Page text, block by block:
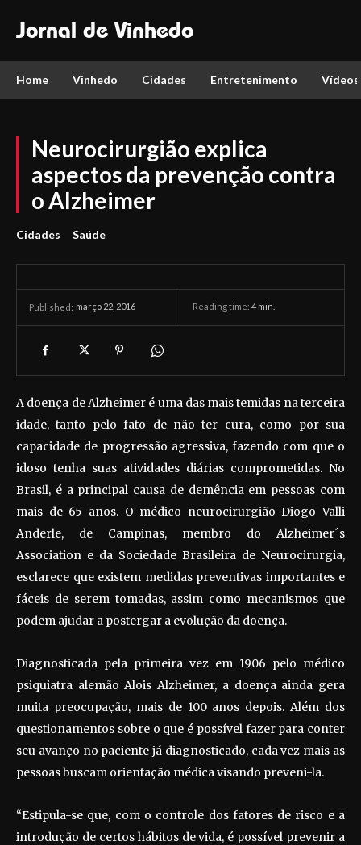
Jornal de Vinhedo
Home Vinhedo Cidades Entretenimento Vídeos
Neurocirurgião explica
aspectos da prevenção contra
o Alzheimer
Cidades Saúde
Published: março 22, 2016 Reading time: 4 min.
A doença de Alzheimer é uma das mais temidas na terceira
idade, tanto pelo fato de não ter cura, como por sua
capacidade de progressão agressiva, fazendo com que o
idoso tenha suas atividades diárias comprometidas. No
Brasil, é a principal causa de demência em pessoas com
mais de 65 anos. O médico neurocirurgião Diogo Valli
Anderle, de Campinas, membro do Alzheimer´s
Association e da Sociedade Brasileira de Neurocirurgia,
esclarece que existem medidas preventivas importantes e
fáceis de serem tomadas, assim como mecanismos que
podem ajudar a postergar a evolução da doença.
Diagnosticada pela primeira vez em 1906 pelo médico
psiquiatra alemão Alois Alzheimer, a doença ainda gera
muita preocupação, mais de 100 anos depois. Além dos
questionamentos sobre o que é possível fazer para conter
seu avanço no paciente já diagnosticado, cada vez mais as
pessoas buscam orientação médica visando preveni-la.
“Estipula-se que, com o controle dos fatores de risco e a
introdução de certos hábitos de vida, é possível prevenir a